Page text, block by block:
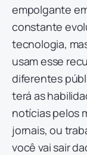
empolgante
constante
tecnologia,
usam esse
diferentes
terá as
notícias pelos
jornais, ou
você vai sair